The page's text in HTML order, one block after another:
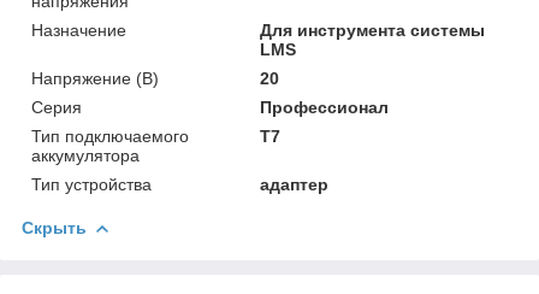
Назначение
Для инструмента системы
LMS
Напряжение (В)
20
Серия
Профессионал
Тип подключаемого
аккумулятора
T7
Тип устройства адаптер
Скрыть